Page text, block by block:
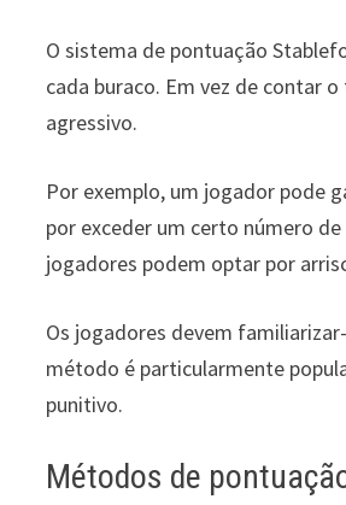
O sistema de pontuação
cada buraco. Em vez de contar
agressivo.
Por exemplo, um jogador pode
por exceder um certo número
jogadores podem optar por
Os jogadores devem
método é particularmente
punitivo.
Métodos de